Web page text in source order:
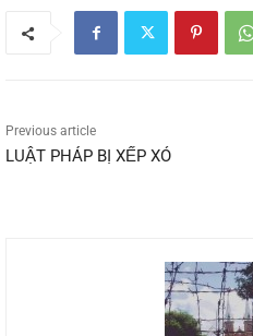
Previous article
LUẬT PHÁP BỊ XẾP XÓ